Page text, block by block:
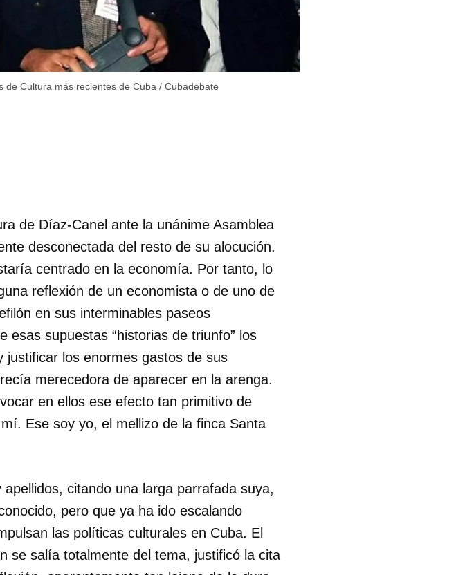
de Cultura más recientes de Cuba / Cubadebate
de Díaz-Canel ante la unánime Asamblea
desconectada del resto de su alocución.
centrado en la economía. Por tanto, lo
reflexión de un economista o de uno de
en sus interminables paseos
esas supuestas “historias de triunfo” los
justificar los enormes gastos de sus
merecedora de aparecer en la arenga.
en ellos ese efecto tan primitivo de
Ese soy yo, el mellizo de la finca Santa
citando una larga parrafada suya,
pero que ya ha ido escalando
las políticas culturales en Cuba. El
se salía totalmente del tema, justificó la cita